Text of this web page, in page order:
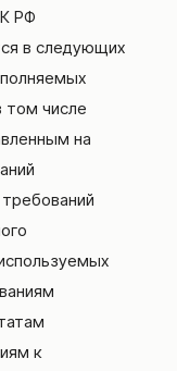
РФ
в следующих
том числе
на
к